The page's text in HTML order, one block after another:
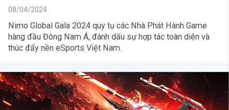
08/04/2024
Nimo Global Gala 2024 quy tụ các Nhà Phát Hành Game
hàng đầu Đông Nam Á, đánh dấu sự hợp tác toàn diện và
thúc đẩy nền eSports Việt Nam.